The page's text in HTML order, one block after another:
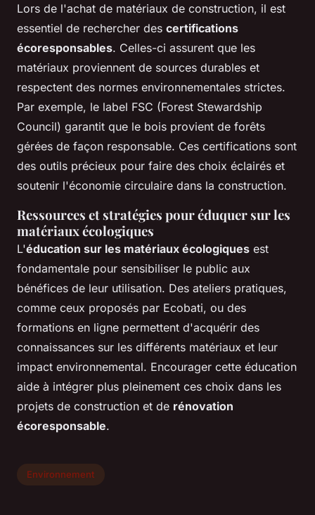
Lors de l'achat de matériaux de construction, il est
essentiel de rechercher des certifications
écoresponsables. Celles-ci assurent que les
matériaux proviennent de sources durables et
respectent des normes environnementales strictes.
Par exemple, le label FSC (Forest Stewardship
Council) garantit que le bois provient de forêts
gérées de façon responsable. Ces certifications sont
des outils précieux pour faire des choix éclairés et
soutenir l'économie circulaire dans la construction.
Ressources et stratégies pour éduquer sur les
matériaux écologiques
L'éducation sur les matériaux écologiques est
fondamentale pour sensibiliser le public aux
bénéfices de leur utilisation. Des ateliers pratiques,
comme ceux proposés par Ecobati, ou des
formations en ligne permettent d'acquérir des
connaissances sur les différents matériaux et leur
impact environnemental. Encourager cette éducation
aide à intégrer plus pleinement ces choix dans les
projets de construction et de rénovation
écoresponsable.
Environnement